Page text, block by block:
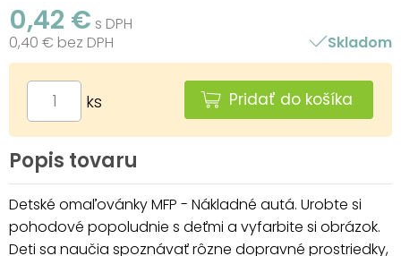
0,42 € s DPH
0,40 € bez DPH
Skladom
ks Pridať do košíka
Popis tovaru
Detské omaľovánky MFP - Nákladné autá. Urobte si
pohodové popoludnie s deťmi a vyfarbite si obrázok.
Deti sa naučia spoznávať rôzne dopravné prostriedky,